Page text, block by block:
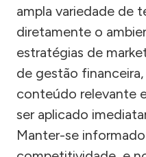
ampla variedade de
diretamente o
estratégias de
de gestão
conteúdo relevante
ser aplicado
Manter-se